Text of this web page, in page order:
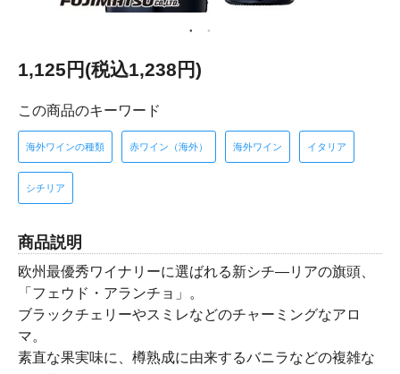
1,125円(税込1,238円)
この商品のキーワード
海外ワインの種類 赤ワイン（海外） 海外ワイン イタリア
シチリア
商品説明
欧州最優秀ワイナリーに選ばれる新シチ―リアの旗頭、
「フェウド・アランチョ」。
ブラックチェリーやスミレなどのチャーミングなアロ
マ。
素直な果実味に、樽熟成に由来するバニラなどの複雑な